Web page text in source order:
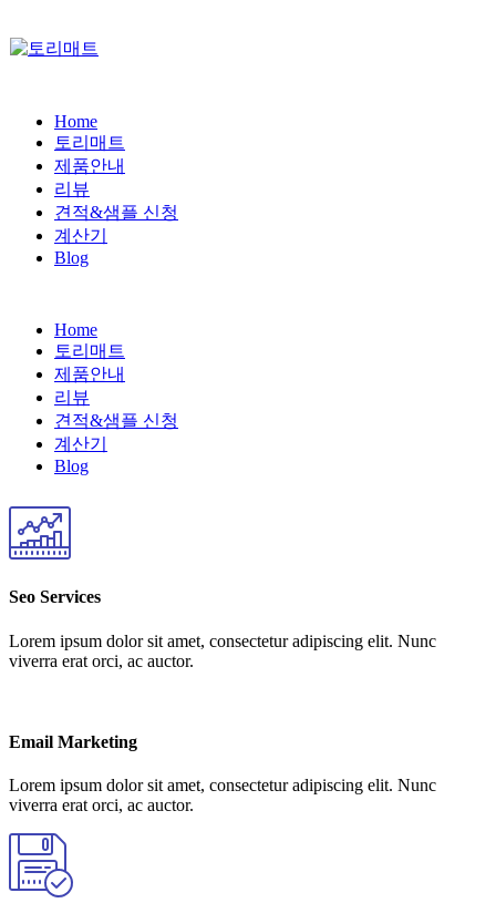
Home
토리매트
제품안내
리뷰
견적&샘플 신청
계산기
Blog
Home
토리매트
제품안내
리뷰
견적&샘플 신청
계산기
Blog
Seo Services
Lorem ipsum dolor sit amet, consectetur adipiscing elit. Nunc
viverra erat orci, ac auctor.
Email Marketing
Lorem ipsum dolor sit amet, consectetur adipiscing elit. Nunc
viverra erat orci, ac auctor.